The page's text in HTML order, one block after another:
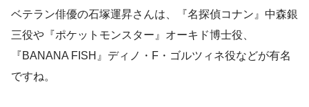
ベテラン俳優の石塚運昇さんは、『名探偵コナン』中森銀
三役や『ポケットモンスター』オーキド博士役、
『BANANA FISH』ディノ・F・ゴルツィネ役などが有名
ですね。